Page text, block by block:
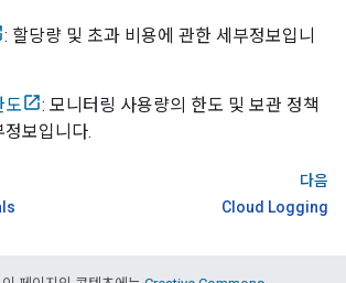
: 할당량 및 초과 비용에 관한 세부정보입니
도
: 모니터링 사용량의 한도 및 보관 정책
보입니다.
다음
Cloud Logging